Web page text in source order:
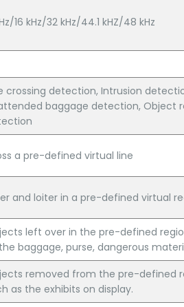
16 kHz/32 kHz/44.1 kHZ/48 kHz
crossing detection, Intrusion
baggage detection, Object
a pre-defined virtual line
and loiter in a pre-defined virtual
left over in the pre-defined
baggage, purse, dangerous
removed from the pre-defined
as the exhibits on display.